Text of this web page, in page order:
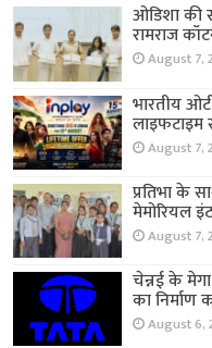
ओडिशा की
रामराज
August 7,
भारतीय
लाइफटाइम
August 7,
प्रतिभा के
मेमोरियल
August 7,
चेन्नई के
का निर्माण
August 6,